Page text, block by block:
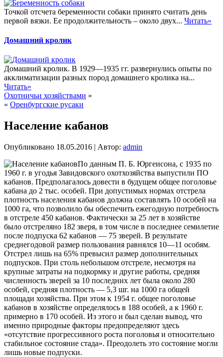
Точкой отсчета беременности собаки принято считать день
первой вязки. Ее продолжительность – около двух... Читать»
Домашний кролик
Домашний кролик. В 1929—1935 гг. развернулись опыты по
акклиматизации разных пород домашнего кролика на...
Читать»
Охотничьи хозяйствами »
« Оренбургские русаки
Население кабанов
Опубликовано 18.05.2016 | Автор: admin
По данным П. Б. Юргеисона, с 1935 по
1960 г. в угодья Завидовского охотхозяйства выпустили ПО
кабанов. Предполагалось довести в будущем общее поголовье
кабана до 2 тыс. особей. При допустимых нормах отстрела
плотность населения кабанов должна составлять 10 особей на
1000 га, что позволило бы обеспечить ежегодную потребность
в отстреле 450 кабанов. Фактически за 25 лет в хозяйстве
было отстреляно 182 зверя, в том числе в последнее семилетие
после подпуска 62 кабанов — 75 зверей. В результате
среднегодовой размер пользования равнялся 10—11 особям.
Отстрел лишь на 65% превысил размер дополнительных
подпусков. При столь небольшом отстреле, несмотря на
крупные затраты на подкормку и другие работы, средняя
численность зверей за 10 последних лет была около 280
особей, средняя плотность — 5,3 шг. на 1000 га общей
площади хозяйства. При этом к 1954 г. общее поголовье
кабанов в хозяйстве определялось в 188 особей, а к 1960 г.
примерно в 170 особей. Из этого и был сделан вывод, что
именно природные факторы предопределяют здесь
«отсутствие прогрессивного роста поголовья и относительно
стабильное состояние стада». Преодолеть это состояние могли
лишь новые подпуски.